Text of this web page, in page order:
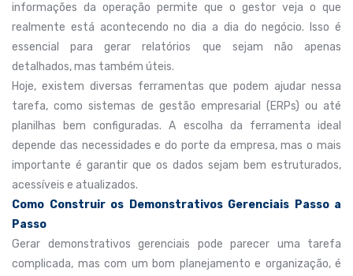
informações da operação permite que o gestor veja o que
realmente está acontecendo no dia a dia do negócio. Isso é
essencial para gerar relatórios que sejam não apenas
detalhados, mas também úteis.
Hoje, existem diversas ferramentas que podem ajudar nessa
tarefa, como sistemas de gestão empresarial (ERPs) ou até
planilhas bem configuradas. A escolha da ferramenta ideal
depende das necessidades e do porte da empresa, mas o mais
importante é garantir que os dados sejam bem estruturados,
acessíveis e atualizados.
Como Construir os Demonstrativos Gerenciais Passo a
Passo
Gerar demonstrativos gerenciais pode parecer uma tarefa
complicada, mas com um bom planejamento e organização, é